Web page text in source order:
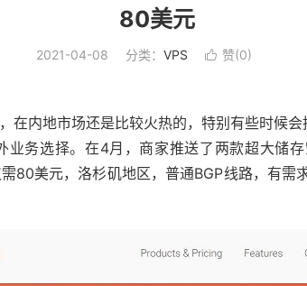
80美元
2021-04-08 分类： VPS  赞(0)
在内地市场还是比较火热的，特别有些时候
业务选择。在4月，商家推送了两款超大储
80美元，洛杉矶地区，普通BGP线路，有需